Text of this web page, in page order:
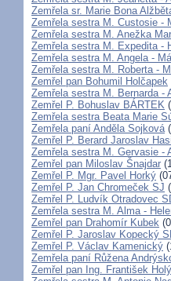
Zemřela sr. Marie Bona
Zemřela sestra M. Custosie -
Zemřela sestra M. Anežka
Zemřela sestra M. Expedita -
Zemřela sestra M. Angela -
Zemřela sestra M. Roberta -
Zemřel pan Bohumil Holčapek
Zemřela sestra M. Bernarda -
Zemřel P. Bohuslav BÁRTEK
Zemřela sestra Beata Marie
Zemřela paní Anděla Sojková
Zemřel P. Berard Jaroslav
Zemřela sestra M. Gervasie -
Zemřel pan Miloslav Šnajdar
Zemřel P. Mgr. Pavel Horký
Zemřel P. Jan Chromeček SJ
Zemřel P. Ludvík Otradovec
Zemřela sestra M. Alma -
Zemřel pan Drahomír Kubek
Zemřel P. Jaroslav Kopecký
Zemřel P. Václav Kamenický
Zemřela paní Růžena
Zemřel pan Ing. František